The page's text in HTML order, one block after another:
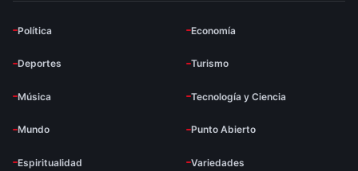
Política Economía
Deportes Turismo
Música Tecnología y Ciencia
Mundo Punto Abierto
Espiritualidad Variedades